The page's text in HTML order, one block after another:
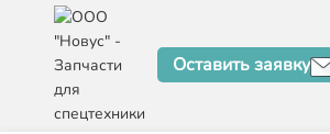
Оставить заявку